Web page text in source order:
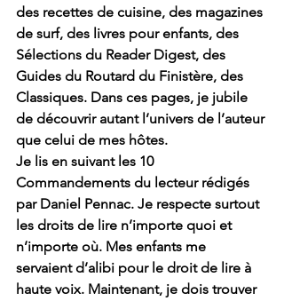
des recettes de cuisine, des magazines
de surf, des livres pour enfants, des
Sélections du Reader Digest, des
Guides du Routard du Finistère, des
Classiques. Dans ces pages, je jubile
de découvrir autant l’univers de l’auteur
que celui de mes hôtes.
Je lis en suivant les 10
Commandements du lecteur rédigés
par Daniel Pennac. Je respecte surtout
les droits de lire n’importe quoi et
n’importe où. Mes enfants me
servaient d’alibi pour le droit de lire à
haute voix. Maintenant, je dois trouver